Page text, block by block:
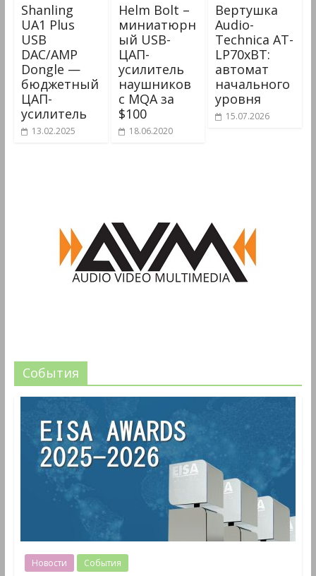
Shanling
UA1 Plus
USB
DAC/AMP
Dongle —
бюджетный
ЦАП-
усилитель
13.02.2025
Helm Bolt –
миниатюрн
ый USB-
ЦАП-
усилитель
наушников
с MQA за
$100
18.06.2020
Вертушка
Audio-
Technica AT-
LP70xBT:
автомат
начального
уровня
15.07.2026
События
Новости События